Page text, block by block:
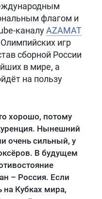
флагом и
каналуAZAMAT
игр
сборной России
в мире, а
на пользу
хорошо, потому
Нынешний
очень сильный, у
В будущем
– Россия. Если
на Кубках мира,